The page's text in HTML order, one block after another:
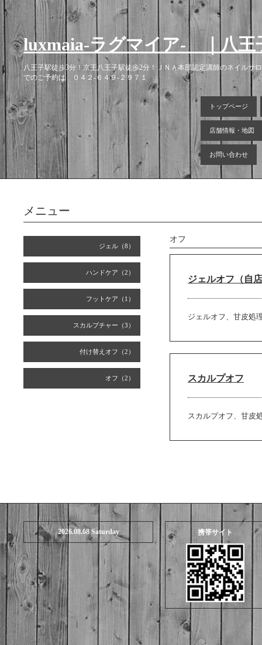
luxmaia-ラグマイア- ｜八
八王子駅徒歩3分！京王八王子駅徒歩2分！ＪＮＡ本部認定講師のネイル
でのご予約は ０４２-６４９-２９７１
トップページ
店舗情報・地図
お問い合わせ
ジェル（8）
ハンドケア（2）
フットケア（1）
スカルプチャー（3）
付け替えオフ（2）
オフ（2）
メニュー
オフ
ジェルオフ（自
ジェルオフ、甘皮処
スカルプオフ
スカルプオフ、甘皮
2026.08.08 Saturday 携帯サイト